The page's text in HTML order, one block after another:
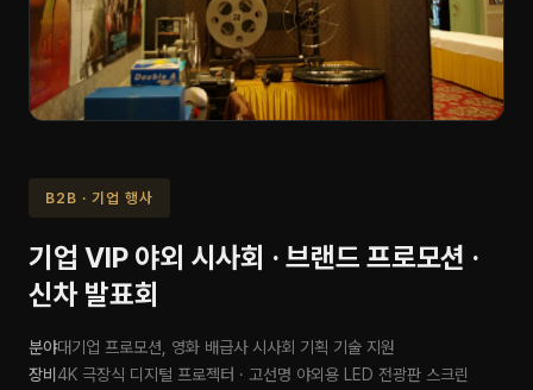
B2B · 기업 행사
기업 VIP 야외 시사회 · 브랜드 프로모션 ·
신차 발표회
분야대기업 프로모션, 영화 배급사 시사회 기획 기술 지원
장비 4K 극장식 디지털 프로젝터 · 고선명 야외용 LED 전광판 스크린